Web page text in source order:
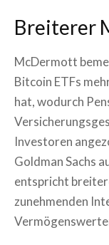
Breiterer
McDermott
Bitcoin ETFs
hat, wodurch
Investoren
Goldman Sachs
entspricht
zunehmenden